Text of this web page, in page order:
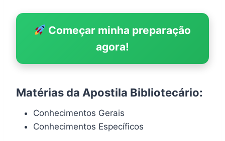
Começar minha preparação
agora!
Matérias da Apostila Bibliotecário:
Conhecimentos Gerais
Conhecimentos Específicos